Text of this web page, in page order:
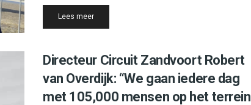
Lees meerDetails
Directeur Circuit Zandvoort Robert
van Overdijk: “We gaan iedere dag
met 105,000 mensen op het terrein